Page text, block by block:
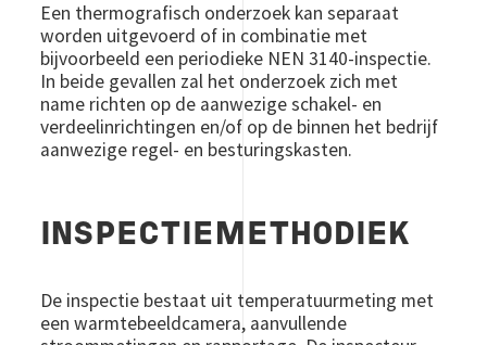
Een thermografisch onderzoek kan separaat
worden uitgevoerd of in combinatie met
bijvoorbeeld een periodieke NEN 3140-inspectie.
In beide gevallen zal het onderzoek zich met
name richten op de aanwezige schakel- en
verdeelinrichtingen en/of op de binnen het bedrijf
aanwezige regel- en besturingskasten.
INSPECTIEMETHODIEK
De inspectie bestaat uit temperatuurmeting met
een warmtebeeldcamera, aanvullende